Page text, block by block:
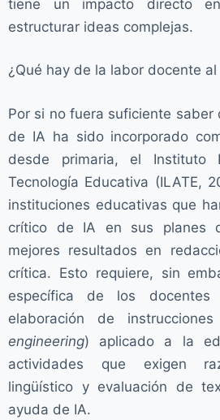
tiene un impacto directo
estructurar ideas complejas.
¿Qué hay de la labor docente
Por si no fuera suficiente saber
de IA ha sido incorporado
desde primaria, el Instituto
Tecnología Educativa (ILATE,
instituciones educativas que
crítico de IA en sus planes
mejores resultados en
crítica. Esto requiere, sin
específica de los docentes
elaboración de
engineering) aplicado a la
actividades que exigen
lingüístico y evaluación de
ayuda de IA.